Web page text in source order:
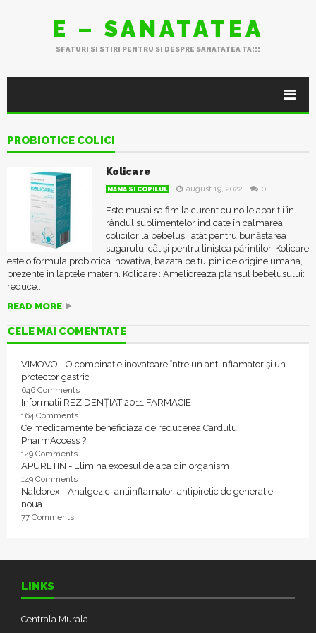
E – SANATATEA
SFATURI SI STIRI PENTRU SI DESPRE SANATATEA TA!!!
PROBIOTICE COLICI
Kolicare
MAMA SI COPILUL august 19, 2022 0
Este musai sa fim la curent cu noile apariții în
rândul suplimentelor indicate în calmarea
colicilor la bebeluși, atât pentru bunăstarea
sugarului cât și pentru liniștea părinților. Kolicare
este o formula probiotica inovativa, bazata pe tulpini de origine umana,
prezente in laptele matern. Kolicare : Amelioreaza plansul bebelusului:
reduce...
READ MORE
CELE MAI COMENTATE
VIMOVO - O combinație inovatoare între un antiinflamator și un
protector gastric
646 Comments
Informații REZIDENȚIAT 2011 FARMACIE
164 Comments
Ce medicamente beneficiaza de reducerea Cardului
PharmAccess ?
149 Comments
APURETIN - Elimina excesul de apa din organism
149 Comments
Naldorex - Analgezic, antiinflamator, antipiretic de generatie
noua
77 Comments
LINKS
Centrala Murala